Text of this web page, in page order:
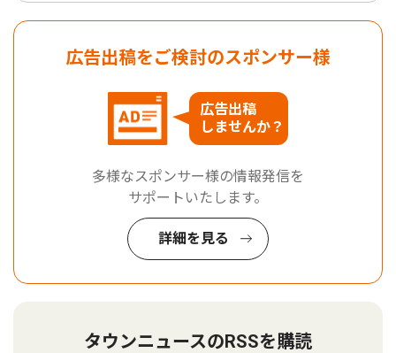
広告出稿をご検討のスポンサー様
広告出稿
しませんか？
多様なスポンサー様の情報発信を
サポートいたします。
詳細を見る
タウンニュースのRSSを購読